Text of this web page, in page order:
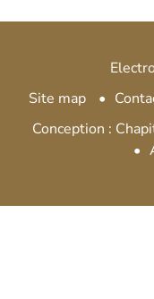
Site map
Conception :